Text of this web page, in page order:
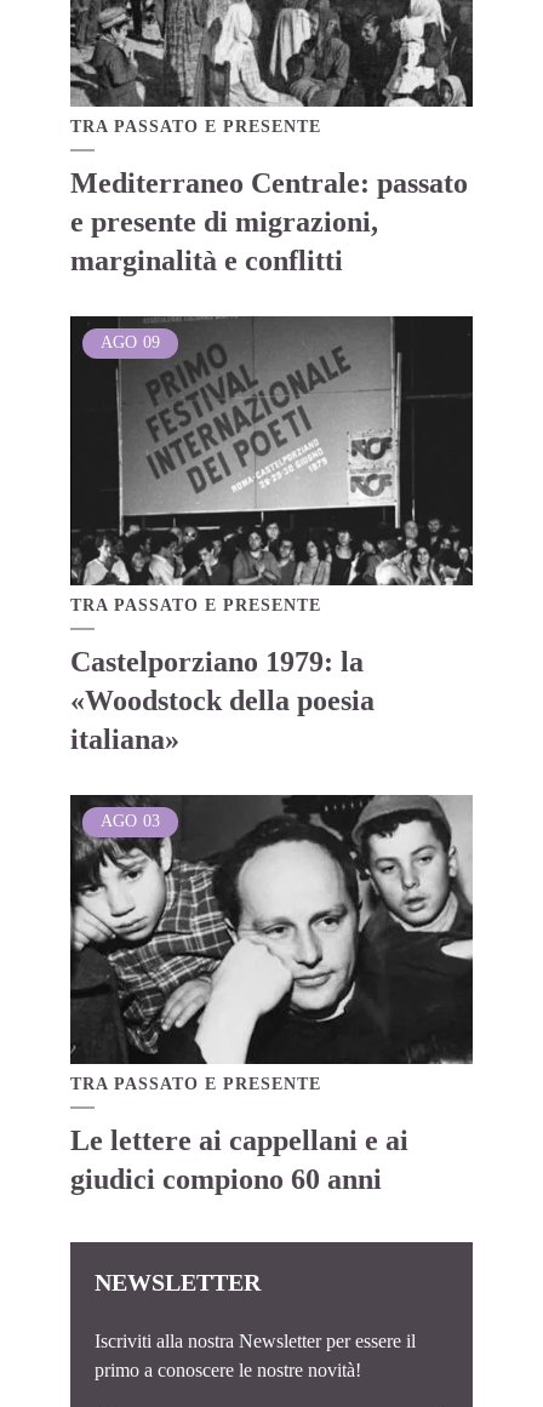
TRA PASSATO E PRESENTE
Mediterraneo Centrale: passato
e presente di migrazioni,
marginalità e conflitti
AGO 09
TRA PASSATO E PRESENTE
Castelporziano 1979: la
«Woodstock della poesia
italiana»
AGO 03
TRA PASSATO E PRESENTE
Le lettere ai cappellani e ai
giudici compiono 60 anni
NEWSLETTER
Iscriviti alla nostra Newsletter per essere il
primo a conoscere le nostre novità!